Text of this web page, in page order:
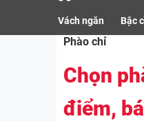
Vách ngăn Bậc
Phào chỉ
Chọn
điểm,